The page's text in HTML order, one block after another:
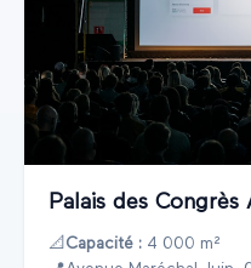
Palais des Congrès
📐 Capacité : 4 000 m²